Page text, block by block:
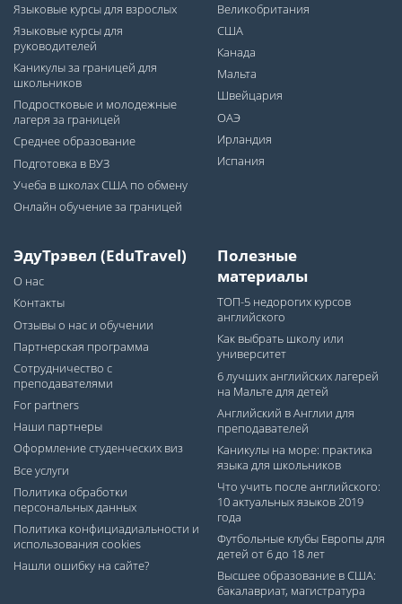
Языковые курсы для взрослых
Языковые курсы для
руководителей
Каникулы за границей для
школьников
Подростковые и молодежные
лагеря за границей
Среднее образование
Подготовка в ВУЗ
Учеба в школах США по обмену
Онлайн обучение за границей
Великобритания
США
Канада
Мальта
Швейцария
ОАЭ
Ирландия
Испания
ЭдуТрэвел (EduTravel)
О нас
Контакты
Отзывы о нас и обучении
Партнерская программа
Сотрудничество с
преподавателями
For partners
Наши партнеры
Оформление студенческих виз
Все услуги
Политика обработки
персональных данных
Политика конфициадиальности и
использования cookies
Нашли ошибку на сайте?
Полезные
материалы
ТОП-5 недорогих курсов
английского
Как выбрать школу или
университет
6 лучших английских лагерей
на Мальте для детей
Английский в Англии для
преподавателей
Каникулы на море: практика
языка для школьников
Что учить после английского:
10 актуальных языков 2019
года
Футбольные клубы Европы для
детей от 6 до 18 лет
Высшее образование в США:
бакалавриат, магистратура